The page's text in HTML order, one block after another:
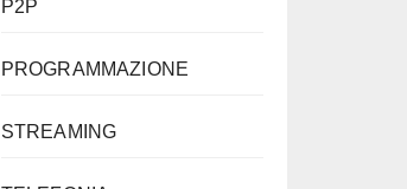
P2P
PROGRAMMAZIONE
STREAMING